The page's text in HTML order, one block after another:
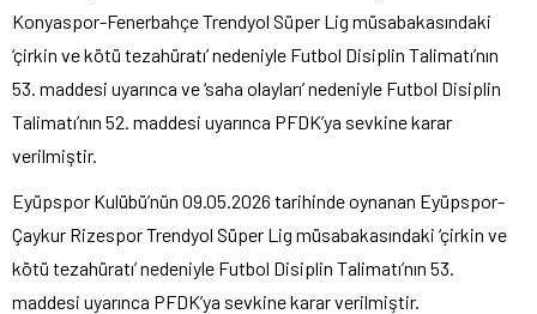
Konyaspor-Fenerbahçe Trendyol Süper Lig müsabakasındaki
‘çirkin ve kötü tezahüratı’ nedeniyle Futbol Disiplin Talimatı’nın
53. maddesi uyarınca ve ‘saha olayları’ nedeniyle Futbol Disiplin
Talimatı’nın 52. maddesi uyarınca PFDK’ya sevkine karar
verilmiştir.
Eyüpspor Kulübü’nün 09.05.2026 tarihinde oynanan Eyüpspor-
Çaykur Rizespor Trendyol Süper Lig müsabakasındaki ‘çirkin ve
kötü tezahüratı’ nedeniyle Futbol Disiplin Talimatı’nın 53.
maddesi uyarınca PFDK’ya sevkine karar verilmiştir.